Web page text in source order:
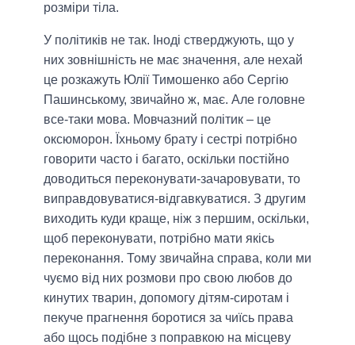
розміри тіла.
У політиків не так. Іноді стверджують, що у
них зовнішність не має значення, але нехай
це розкажуть Юлії Тимошенко або Сергію
Пашинському, звичайно ж, має. Але головне
все-таки мова. Мовчазний політик – це
оксюморон. Їхньому брату і сестрі потрібно
говорити часто і багато, оскільки постійно
доводиться переконувати-зачаровувати, то
виправдовуватися-відгавкуватися. З другим
виходить куди краще, ніж з першим, оскільки,
щоб переконувати, потрібно мати якісь
переконання. Тому звичайна справа, коли ми
чуємо від них розмови про свою любов до
кинутих тварин, допомогу дітям-сиротам і
пекуче прагнення боротися за чиїсь права
або щось подібне з поправкою на місцеву